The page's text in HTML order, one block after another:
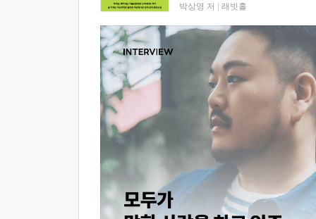
박상영 저 래빗홀